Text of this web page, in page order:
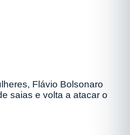
Flávio Bolsonaro
saias e volta a atacar o